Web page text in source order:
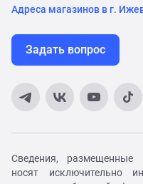
Адреса магазинов в г.
Задать вопрос
Сведения, размещенные
носят исключительно